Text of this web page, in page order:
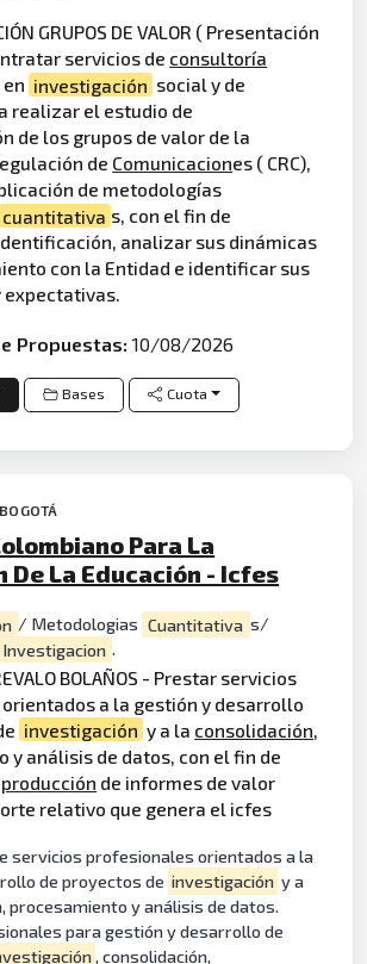
GRUPOS DE VALOR ( Presentación
servicios de consultoría
investigación social y de
realizar el estudio de
de los grupos de valor de la
de Comunicaciones ( CRC),
de metodologías
cuantitativa s, con el fin de
analizar sus dinámicas
con la Entidad e identificar sus
expectativas.
Propuestas:10/08/2026
Bases Cuota
Para La
De La Educación - Icfes
/ Metodologias Cuantitativa s/
Investigacion .
BOLAÑOS - Prestar servicios
a la gestión y desarrollo
investigación y a la consolidación
y análisis de datos, con el fin de
producción de informes de valor
relativo que genera el icfes
servicios profesionales orientados a la
de proyectos de investigación y a
procesamiento y análisis de datos.
para gestión y desarrollo de
, consolidación,